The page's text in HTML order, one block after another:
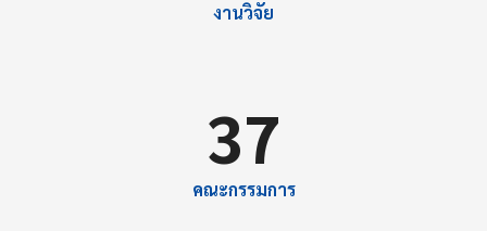
งานวิจัย
37
คณะกรรมการ